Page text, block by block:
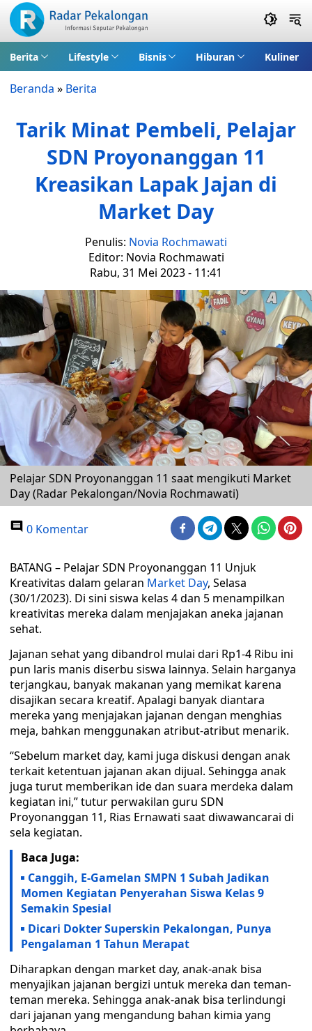
Berita Lifestyle Bisnis Hiburan Kuliner
Beranda » Berita
Tarik Minat Pembeli, Pelajar
SDN Proyonanggan 11
Kreasikan Lapak Jajan di
Market Day
Penulis: Novia Rochmawati
Editor: Novia Rochmawati
Rabu, 31 Mei 2023 - 11:41
Pelajar SDN Proyonanggan 11 saat mengikuti Market
Day (Radar Pekalongan/Novia Rochmawati)
0 Komentar
BATANG – Pelajar SDN Proyonanggan 11 Unjuk
Kreativitas dalam gelaran Market Day, Selasa
(30/1/2023). Di sini siswa kelas 4 dan 5 menampilkan
kreativitas mereka dalam menjajakan aneka jajanan
sehat.
Jajanan sehat yang dibandrol mulai dari Rp1-4 Ribu ini
pun laris manis diserbu siswa lainnya. Selain harganya
terjangkau, banyak makanan yang memikat karena
disajikan secara kreatif. Apalagi banyak diantara
mereka yang menjajakan jajanan dengan menghias
meja, bahkan menggunakan atribut-atribut menarik.
“Sebelum market day, kami juga diskusi dengan anak
terkait ketentuan jajanan akan dijual. Sehingga anak
juga turut memberikan ide dan suara merdeka dalam
kegiatan ini,” tutur perwakilan guru SDN
Proyonanggan 11, Rias Ernawati saat diwawancarai di
sela kegiatan.
Baca Juga:
Canggih, E-Gamelan SMPN 1 Subah Jadikan
Momen Kegiatan Penyerahan Siswa Kelas 9
Semakin Spesial
Dicari Dokter Superskin Pekalongan, Punya
Pengalaman 1 Tahun Merapat
Diharapkan dengan market day, anak-anak bisa
menyajikan jajanan bergizi untuk mereka dan teman-
teman mereka. Sehingga anak-anak bisa terlindungi
dari jajanan yang mengandung bahan kimia yang